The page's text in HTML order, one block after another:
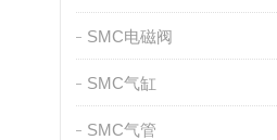
SMC电磁阀
SMC气缸
SMC气管